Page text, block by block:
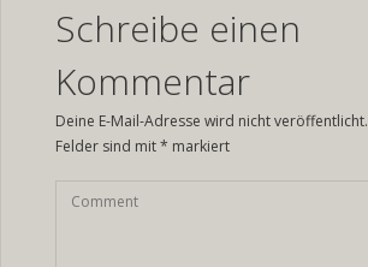
Schreibe einen
Kommentar
Deine E-Mail-Adresse wird nicht veröffentlicht.
Felder sind mit* markiert